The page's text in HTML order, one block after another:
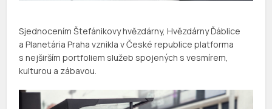
Sjednocením Štefánikovy hvězdárny, Hvězdárny Ďáblice
a Planetária Praha vznikla v České republice platforma
s nejširším portfoliem služeb spojených s vesmírem,
kulturou a zábavou.